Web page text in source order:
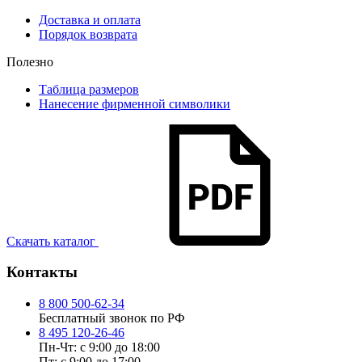
Доставка и оплата
Порядок возврата
Полезно
Таблица размеров
Нанесение фирменной символики
Скачать каталог
Контакты
8 800 500-62-34
Бесплатный звонок по РФ
8 495 120-26-46
Пн-Чт: с 9:00 до 18:00